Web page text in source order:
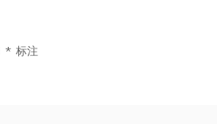
* 标注